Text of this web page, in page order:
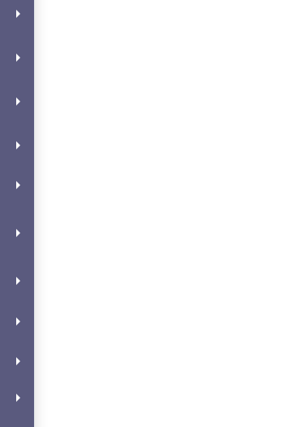
arrow_right
arrow_right
arrow_right
arrow_right
arrow_right
arrow_right
arrow_right
arrow_right
arrow_right
arrow_right